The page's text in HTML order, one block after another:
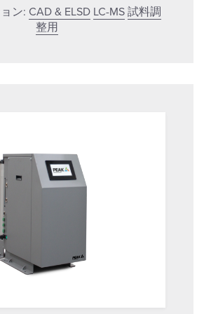
ン: CAD & ELSD LC-MS 試料調
整用